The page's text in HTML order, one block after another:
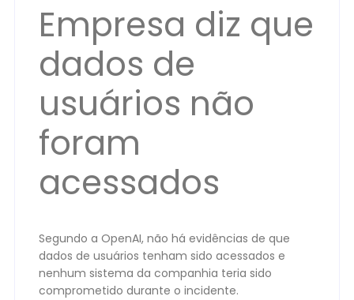
Empresa diz que
dados de
usuários não
foram
acessados
Segundo a OpenAI, não há evidências de que
dados de usuários tenham sido acessados e
nenhum sistema da companhia teria sido
comprometido durante o incidente.